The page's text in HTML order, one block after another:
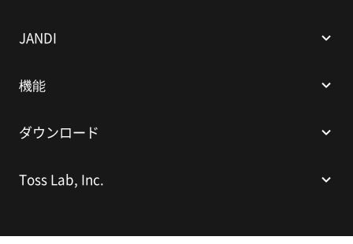
JANDI
機能
ダウンロード
Toss Lab, Inc.